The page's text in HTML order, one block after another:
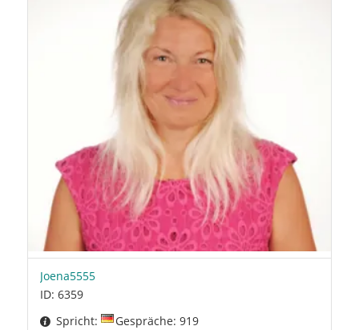
Joena5555
ID: 6359
Spricht:
Gespräche: 919